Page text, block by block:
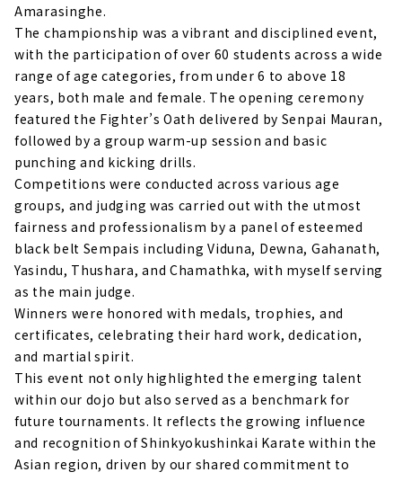
Amarasinghe.
The championship was a vibrant and disciplined event,
with the participation of over 60 students across a wide
range of age categories, from under 6 to above 18
years, both male and female. The opening ceremony
featured the Fighter’s Oath delivered by Senpai Mauran,
followed by a group warm-up session and basic
punching and kicking drills.
Competitions were conducted across various age
groups, and judging was carried out with the utmost
fairness and professionalism by a panel of esteemed
black belt Sempais including Viduna, Dewna, Gahanath,
Yasindu, Thushara, and Chamathka, with myself serving
as the main judge.
Winners were honored with medals, trophies, and
certificates, celebrating their hard work, dedication,
and martial spirit.
This event not only highlighted the emerging talent
within our dojo but also served as a benchmark for
future tournaments. It reflects the growing influence
and recognition of Shinkyokushinkai Karate within the
Asian region, driven by our shared commitment to